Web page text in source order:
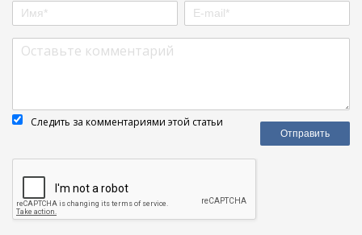
Следить за комментариями этой статьи